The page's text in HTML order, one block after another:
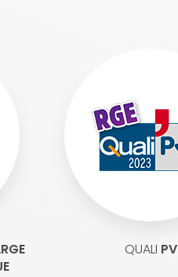
QUALI PV